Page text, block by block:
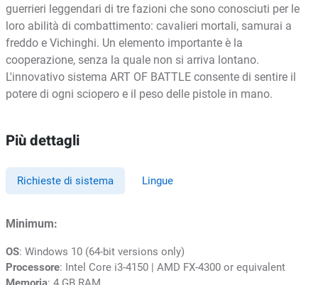
guerrieri leggendari di tre fazioni che sono conosciuti per le
loro abilità di combattimento: cavalieri mortali, samurai a
freddo e Vichinghi. Un elemento importante è la
cooperazione, senza la quale non si arriva lontano.
L'innovativo sistema ART OF BATTLE consente di sentire il
potere di ogni sciopero e il peso delle pistole in mano.
Più dettagli
Richieste di sistema Lingue
Minimum:
OS: Windows 10 (64-bit versions only)
Processore: Intel Core i3-4150 | AMD FX-4300 or equivalent